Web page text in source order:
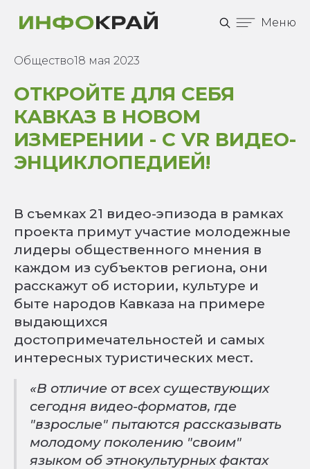
Меню
Общество18 мая 2023
ОТКРОЙТЕ ДЛЯ СЕБЯ
КАВКАЗ В НОВОМ
ИЗМЕРЕНИИ - С VR ВИДЕО-
ЭНЦИКЛОПЕДИЕЙ!
В съемках 21 видео-эпизода в рамках
проекта примут участие молодежные
лидеры общественного мнения в
каждом из субъектов региона, они
расскажут об истории, культуре и
быте народов Кавказа на примере
выдающихся
достопримечательностей и самых
интересных туристических мест.
«В отличие от всех существующих
сегодня видео-форматов, где
"взрослые" пытаются рассказывать
молодому поколению "своим"
языком об этнокультурных фактах